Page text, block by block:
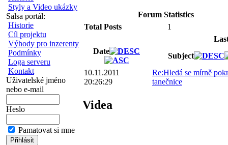
Styly a Video ukázky
Salsa portál:
Historie
Cíl projektu
Výhody pro inzerenty
Podmínky
Loga serveru
Kontakt
Uživatelské jméno
nebo e-mail
Heslo
Pamatovat si mne
Forum Statistics
Total Posts
1
Date
Subject
10.11.2011
20:26:29
Re:Hledá se mírně
tanečnice
Videa